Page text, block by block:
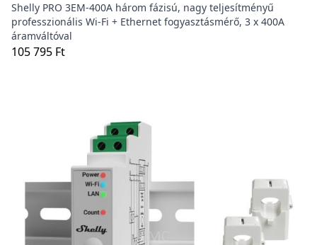
Shelly PRO 3EM-400A három fázisú, nagy teljesítményű
professzionális Wi-Fi + Ethernet fogyasztásmérő, 3 x 400A
áramváltóval
105 795 Ft